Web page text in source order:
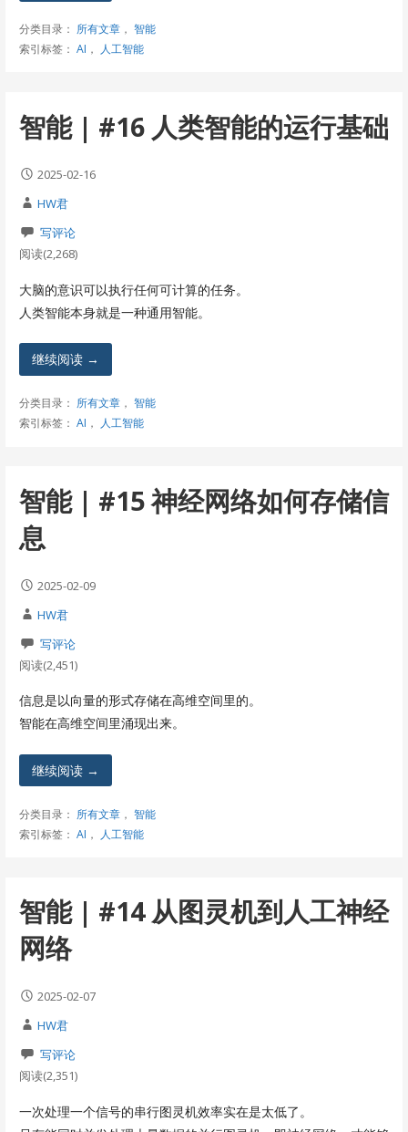
分类目录： 所有文章， 智能
索引标签： AI ， 人工智能
智能 | #16 人类智能的运行基础
2025-02-16
HW君
写评论
阅读(2,268)
大脑的意识可以执行任何可计算的任务。
人类智能本身就是一种通用智能。
继续阅读 →
分类目录： 所有文章， 智能
索引标签： AI ， 人工智能
智能 | #15 神经网络如何存储信
息
2025-02-09
HW君
写评论
阅读(2,451)
信息是以向量的形式存储在高维空间里的。
智能在高维空间里涌现出来。
继续阅读 →
分类目录： 所有文章， 智能
索引标签： AI ， 人工智能
智能 | #14 从图灵机到人工神经
网络
2025-02-07
HW君
写评论
阅读(2,351)
一次处理一个信号的串行图灵机效率实在是太低了。